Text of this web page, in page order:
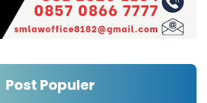
Post Populer